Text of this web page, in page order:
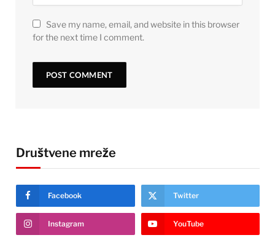
Save my name, email, and website in this browser
for the next time I comment.
Društvene mreže
Facebook Twitter
Instagram YouTube